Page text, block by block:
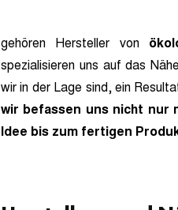
gehören Hersteller von
spezialisieren uns auf das
wir in der Lage sind, ein
wir befassen uns nicht nur
Idee bis zum fertigen